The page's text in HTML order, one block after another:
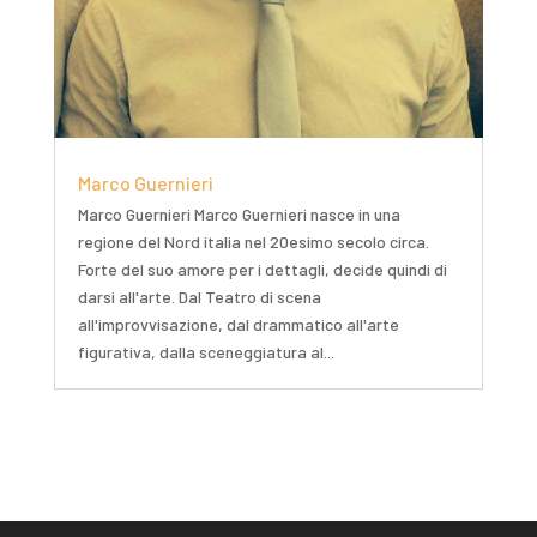
Marco Guernieri
Marco Guernieri Marco Guernieri nasce in una
regione del Nord italia nel 20esimo secolo circa.
Forte del suo amore per i dettagli, decide quindi di
darsi all'arte. Dal Teatro di scena
all'improvvisazione, dal drammatico all'arte
figurativa, dalla sceneggiatura al...